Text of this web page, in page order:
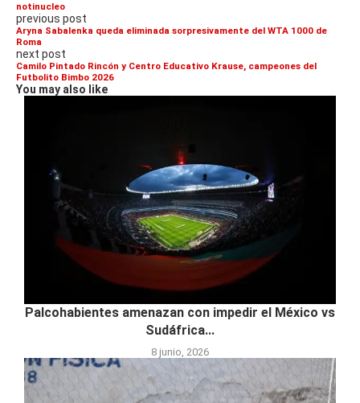
notinucleo
previous post
Aryna Sabalenka queda eliminada sorpresivamente del WTA 1000 de
Roma
next post
Camilo Pintado Rincón y Centro Educativo Krause, campeones del
Futbolito Bimbo 2026
You may also like
Palcohabientes amenazan con impedir el México vs
Sudáfrica...
8 junio, 2026